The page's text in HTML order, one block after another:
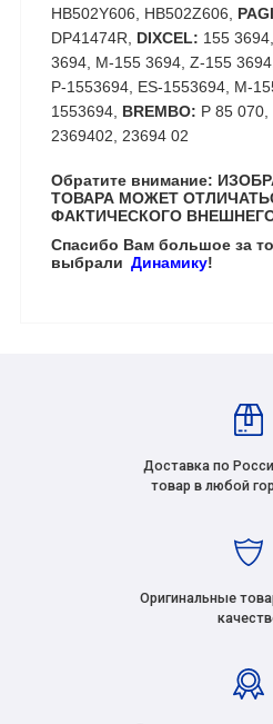
HB502Y606, HB502Z606,
DP41474R, DIXCEL: 155
3694, M-155 3694, Z-155
P-1553694, ES-1553694, M-
1553694, BREMBO: P 85 070,
2369402, 23694 02
Обратите внимание:
ТОВАРА МОЖЕТ
ФАКТИЧЕСКОГО
Спасибо Вам большое за
выбрали Динамику!
Доставка по
товар в любой
Оригинальные